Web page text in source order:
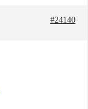
#24140